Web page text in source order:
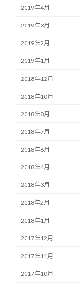
2019年4月
2019年3月
2019年2月
2019年1月
2018年12月
2018年10月
2018年8月
2018年7月
2018年6月
2018年4月
2018年3月
2018年2月
2018年1月
2017年12月
2017年11月
2017年10月